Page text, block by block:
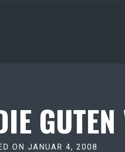
GUTEN
ON JANUAR 4, 2008